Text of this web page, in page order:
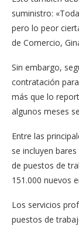
suministro:
pero lo peor
de Comercio,
Sin embargo,
contratación
más que lo
algunos meses
Entre las
se incluyen
de puestos de
151.000 nuevos
Los servicios
puestos de